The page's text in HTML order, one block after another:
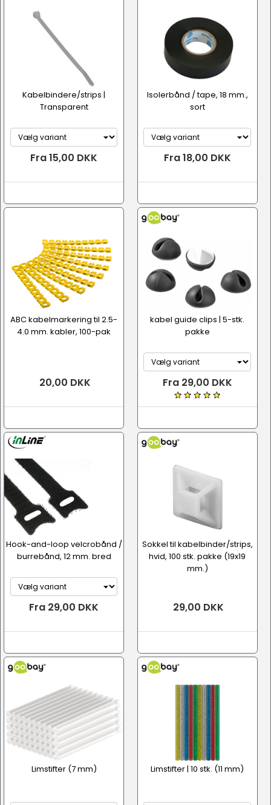
Kabelbindere/strips |
Transparent
Fra 15,00 DKK
Isolerbånd / tape, 18 mm.,
sort
Fra 18,00 DKK
ABC kabelmarkering til 2.5-
4.0 mm. kabler, 100-pak
20,00 DKK
kabel guide clips | 5-stk.
pakke
Fra 29,00 DKK
Hook-and-loop velcrobånd /
burrebånd, 12 mm. bred
Fra 29,00 DKK
Sokkel til kabelbinder/strips,
hvid, 100 stk. pakke (19x19
mm.)
29,00 DKK
Limstifter (7 mm) Limstifter | 10 stk. (11 mm)